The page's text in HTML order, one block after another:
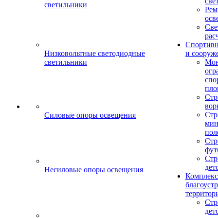
светильники
Низковольтные светодиодные
светильники
Силовые опоры освещения
Несиловые опоры освещения
и